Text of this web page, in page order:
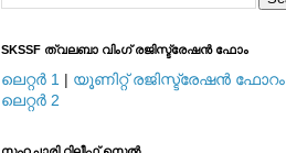
SKSSF ത്വലബാ വിംഗ് രജിസ്ട്രേഷന്‍ ഫോം
ലെറ്റര്‍ 1 | യൂണിറ്റ് രജിസ്ട്രേഷന്‍ ഫോറം
ലെറ്റര്‍ 2